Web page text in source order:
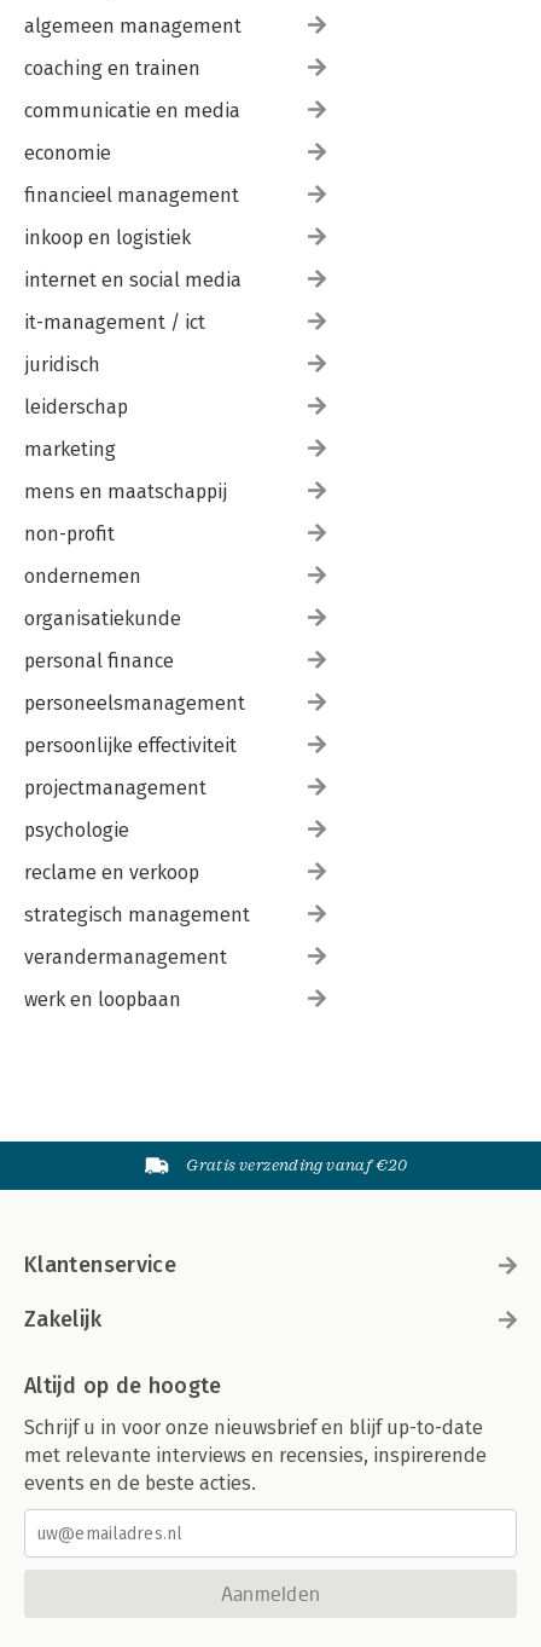
algemeen management
coaching en trainen
communicatie en media
economie
financieel management
inkoop en logistiek
internet en social media
it-management / ict
juridisch
leiderschap
marketing
mens en maatschappij
non-profit
ondernemen
organisatiekunde
personal finance
personeelsmanagement
persoonlijke effectiviteit
projectmanagement
psychologie
reclame en verkoop
strategisch management
verandermanagement
werk en loopbaan
Gratis verzending vanaf €20
Klantenservice
Zakelijk
Altijd op de hoogte
Schrijf u in voor onze nieuwsbrief en blijf up-to-date
met relevante interviews en recensies, inspirerende
events en de beste acties.
Aanmelden